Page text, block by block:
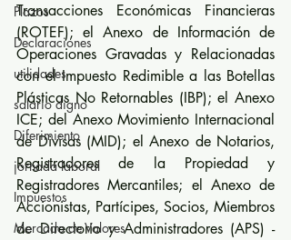
Plazos
Declaraciones
utilidades
salario digno
Diferimiento
jornada laboral
Impuestos
Mercado de Valores
Transacciones Económicas Financieras
(ROTEF); el Anexo de Información de
Operaciones Gravadas y Relacionadas
con el Impuesto Redimible a las Botellas
Plásticas No Retornables (IBP); el Anexo
ICE; del Anexo Movimiento Internacional
de Divisas (MID); el Anexo de Notarios,
Registradores de la Propiedad y
Registradores Mercantiles; el Anexo de
Accionistas, Partícipes, Socios, Miembros
de Directorio y Administradores (APS) -